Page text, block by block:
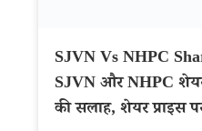
SJVN Vs NHPC
SJVN और NHPC
की सलाह, शेयर प्राइस